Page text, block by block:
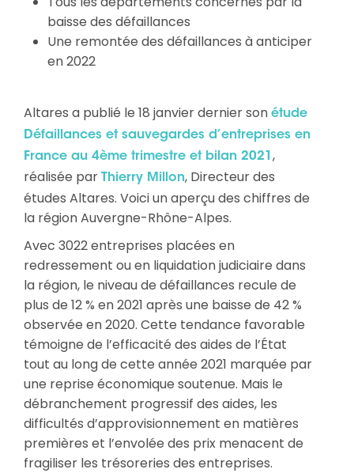
baisse des défaillances
Une remontée des défaillances à anticiper
en 2022
Altares a publié le 18 janvier dernier son étude
Défaillances et sauvegardes d’entreprises en
France au 4ème trimestre et bilan 2021 ,
réalisée par
Thierry Millon, Directeur des
études Altares. Voici un aperçu des chiffres de
la région Auvergne-Rhône-Alpes.
Avec 3022 entreprises placées en
redressement ou en liquidation judiciaire dans
la région, le niveau de défaillances recule de
plus de 12 % en 2021 après une baisse de 42 %
observée en 2020. Cette tendance favorable
témoigne de l’efficacité des aides de l’État
tout au long de cette année 2021 marquée par
une reprise économique soutenue. Mais le
débranchement progressif des aides, les
difficultés d’approvisionnement en matières
premières et l’envolée des prix menacent de
fragiliser les trésoreries des entreprises.